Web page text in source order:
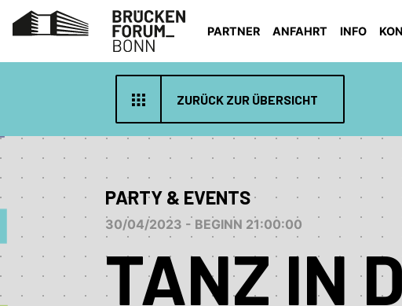
PARTNER ANFAHRT INFO
ZURÜCK ZUR ÜBERSICHT
PARTY & EVENTS
30/04/2023 - BEGINN 21:00:00
TANZ IN